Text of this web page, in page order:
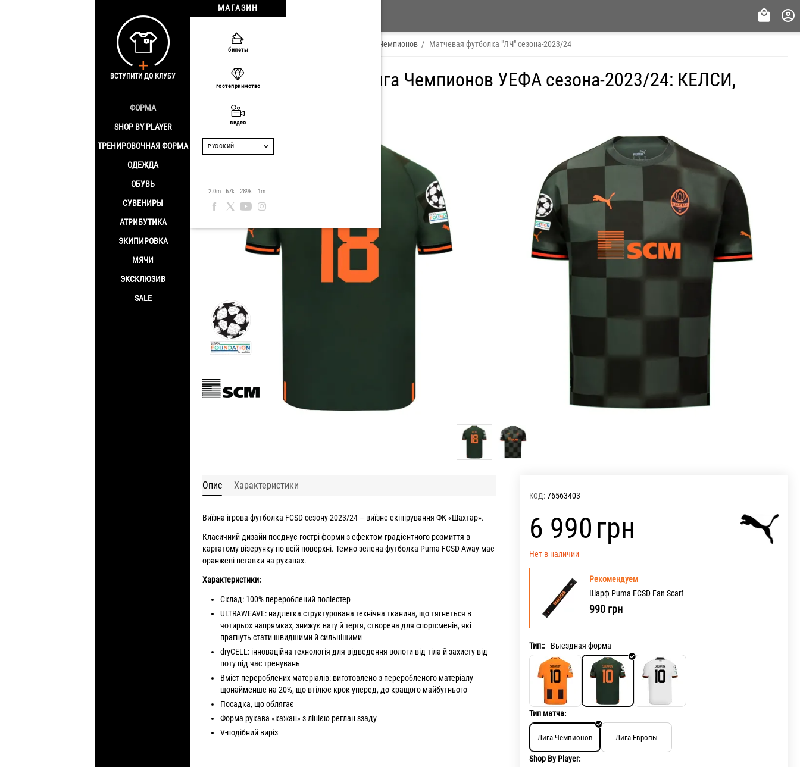
МАГАЗИН
ФОРМА
SHOP BY PLAYER
ТРЕНИРОВОЧНАЯ ФОРМА
ОДЕЖДА
ОБУВЬ
СУВЕНИРЫ
АТРИБУТИКА
ЭКИПИРОВКА
МЯЧИ
ЭКСКЛЮЗИВ
SALE
билеты
гостеприимство
видео
РУССКИЙ
2.0m 67k 289k 1m
ВСТУПИТИ ДО КЛУБУ
/ Shop by Player Лига Чемпионов / Матчевая футболка "ЛЧ" сезона-2023/24
Матчевая футболка Лига Чемпионов УЕФА сезона-2023/24: КЕЛСИ,
номер: 18
КОД: 76563403
‍6 990‍грн
Нет в наличии
Рекомендуем
Шарф Puma FCSD Fan Scarf
990 грн
Тип:: Выездная форма
Тип матча:
Лига Чемпионов Лига Европы
Shop By Player:
Опис Характеристики
Виїзна ігрова футболка FCSD сезону-2023/24 – виїзнє екіпірування ФК «Шахтар».
Класичний дизайн поєднує гострі форми з ефектом градієнтного розмиття в
картатому візерунку по всій поверхні. Темно-зелена футболка Puma FCSD Away має
оранжеві вставки на рукавах.
Характеристики:
Склад: 100% перероблений поліестер
ULTRAWEAVE: надлегка структурована технічна тканина, що тягнеться в
чотирьох напрямках, знижує вагу й тертя, створена для спортсменів, які
прагнуть стати швидшими й сильнішими
dryCELL: інноваційна технологія для відведення вологи від тіла й захисту від
поту під час тренувань
Вміст перероблених матеріалів: виготовлено з переробленого матеріалу
щонайменше на 20%, що втілює крок уперед, до кращого майбутнього
Посадка, що облягає
Форма рукава «кажан» з лінією реглан ззаду
V-подібний виріз